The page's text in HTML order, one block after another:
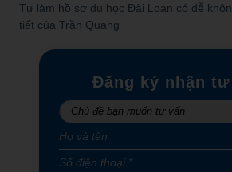
Tự làm hồ sơ du học Đài Loan có dễ
tiết của Trần Quang
Đăng ký nhận tư